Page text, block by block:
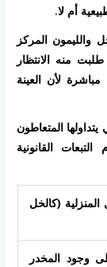
أم لا.
المركز
منه الانتظار
لأن العينة
المتعاطون
القانونية
المنزلية (كالخل
وجود المخدر